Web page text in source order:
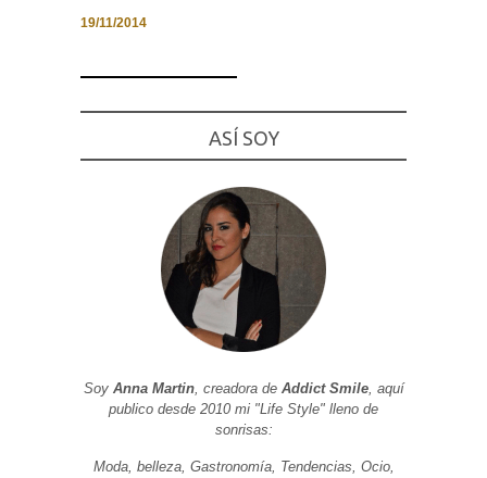
19/11/2014
ASÍ SOY
Soy Anna Martin, creadora de Addict Smile, aquí
publico desde 2010 mi "Life Style" lleno de
sonrisas:
Moda, belleza, Gastronomía, Tendencias, Ocio,
se usa la
Experiencia